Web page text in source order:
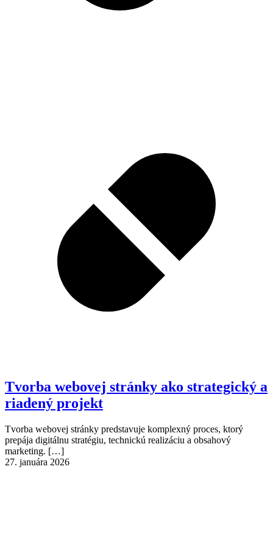
Tvorba webovej stránky ako strategický a
riadený projekt
Tvorba webovej stránky predstavuje komplexný proces, ktorý
prepája digitálnu stratégiu, technickú realizáciu a obsahový
marketing. […]
27. januára 2026